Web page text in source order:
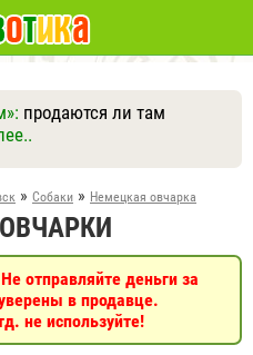
продаются ли там
Задать вопрос
» Собаки » Немецкая овчарка
отправляйте деньги за
в продавце.
не используйте!